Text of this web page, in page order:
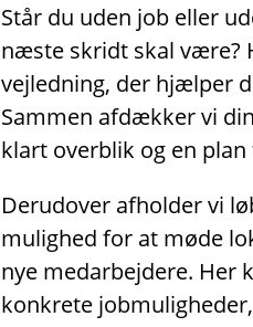
Står du uden job eller
næste skridt skal være?
vejledning, der hjælper
Sammen afdækker vi
klart overblik og en
Derudover afholder vi
mulighed for at møde
nye medarbejdere. Her
konkrete